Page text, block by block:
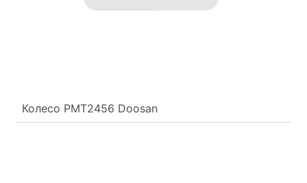
Колесо PMT2456 Doosan